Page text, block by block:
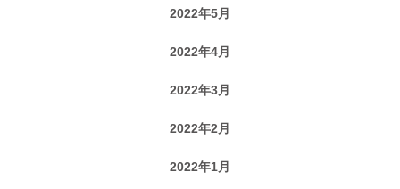
2022年5月
2022年4月
2022年3月
2022年2月
2022年1月